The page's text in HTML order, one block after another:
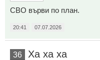
СВО върви по план.
20:41 07.07.2026
36 Ха ха ха